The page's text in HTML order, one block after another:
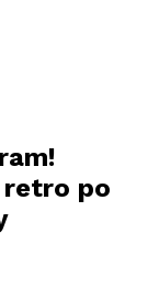
retro po